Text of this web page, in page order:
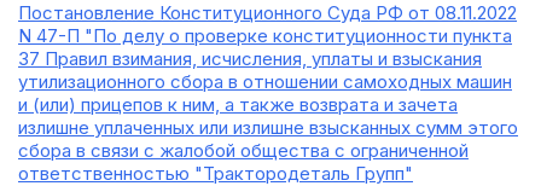
Постановление Конституционного Суда РФ от 08.11.2022
N 47-П "По делу о проверке конституционности пункта
37 Правил взимания, исчисления, уплаты и взыскания
утилизационного сбора в отношении самоходных машин
и (или) прицепов к ним, а также возврата и зачета
излишне уплаченных или излишне взысканных сумм этого
сбора в связи с жалобой общества с ограниченной
ответственностью "Трактородеталь Групп"